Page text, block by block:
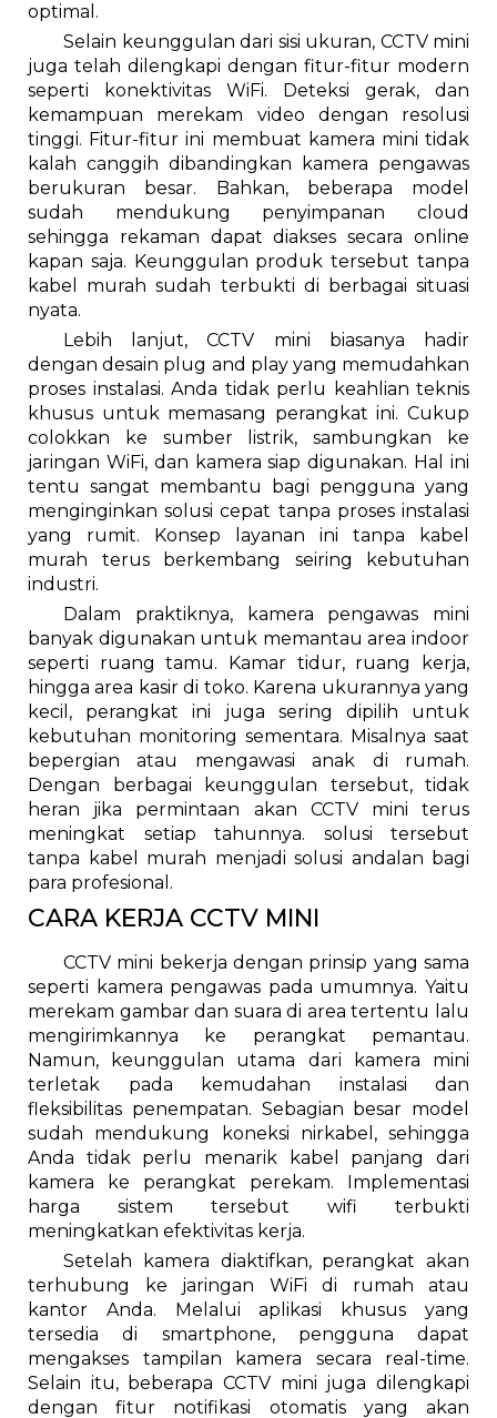
optimal.
Selain keunggulan dari sisi ukuran, CCTV mini
juga telah dilengkapi dengan fitur-fitur modern
seperti konektivitas WiFi. Deteksi gerak, dan
kemampuan merekam video dengan resolusi
tinggi. Fitur-fitur ini membuat kamera mini tidak
kalah canggih dibandingkan kamera pengawas
berukuran besar. Bahkan, beberapa model
sudah mendukung penyimpanan cloud
sehingga rekaman dapat diakses secara online
kapan saja. Keunggulan produk tersebut tanpa
kabel murah sudah terbukti di berbagai situasi
nyata.
Lebih lanjut, CCTV mini biasanya hadir
dengan desain plug and play yang memudahkan
proses instalasi. Anda tidak perlu keahlian teknis
khusus untuk memasang perangkat ini. Cukup
colokkan ke sumber listrik, sambungkan ke
jaringan WiFi, dan kamera siap digunakan. Hal ini
tentu sangat membantu bagi pengguna yang
menginginkan solusi cepat tanpa proses instalasi
yang rumit. Konsep layanan ini tanpa kabel
murah terus berkembang seiring kebutuhan
industri.
Dalam praktiknya, kamera pengawas mini
banyak digunakan untuk memantau area indoor
seperti ruang tamu. Kamar tidur, ruang kerja,
hingga area kasir di toko. Karena ukurannya yang
kecil, perangkat ini juga sering dipilih untuk
kebutuhan monitoring sementara. Misalnya saat
bepergian atau mengawasi anak di rumah.
Dengan berbagai keunggulan tersebut, tidak
heran jika permintaan akan CCTV mini terus
meningkat setiap tahunnya. solusi tersebut
tanpa kabel murah menjadi solusi andalan bagi
para profesional.
CARA KERJA CCTV MINI
CCTV mini bekerja dengan prinsip yang sama
seperti kamera pengawas pada umumnya. Yaitu
merekam gambar dan suara di area tertentu lalu
mengirimkannya ke perangkat pemantau.
Namun, keunggulan utama dari kamera mini
terletak pada kemudahan instalasi dan
fleksibilitas penempatan. Sebagian besar model
sudah mendukung koneksi nirkabel, sehingga
Anda tidak perlu menarik kabel panjang dari
kamera ke perangkat perekam. Implementasi
harga sistem tersebut wifi terbukti
meningkatkan efektivitas kerja.
Setelah kamera diaktifkan, perangkat akan
terhubung ke jaringan WiFi di rumah atau
kantor Anda. Melalui aplikasi khusus yang
tersedia di smartphone, pengguna dapat
mengakses tampilan kamera secara real-time.
Selain itu, beberapa CCTV mini juga dilengkapi
dengan fitur notifikasi otomatis yang akan